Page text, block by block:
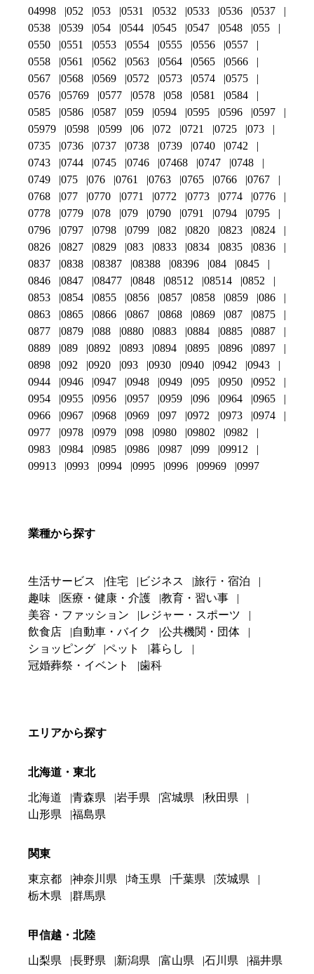
04998
052 053 0531 0532 0533 0536
0537
0538
0539 054 0544 0545 0547 0548
055
0550
0551 0553 0554 0555 0556
0557
0558
0561 0562 0563 0564 0565
0566
0567
0568 0569 0572 0573 0574
0575
0576
05769 0577 0578 058 0581
0584
0585
0586 0587 059 0594 0595 0596
0597
05979
0598 0599 06 072 0721 0725
073
0735
0736 0737 0738 0739 0740
0742
0743
0744 0745 0746 07468 0747
0748
0749
075 076 0761 0763 0765 0766
0767
0768
077 0770 0771 0772 0773 0774
0776
0778
0779 078 079 0790 0791 0794
0795
0796
0797 0798 0799 082 0820 0823
0824
0826
0827 0829 083 0833 0834 0835
0836
0837
0838 08387 08388 08396 084
0845
0846
0847 08477 0848 08512 08514
0852
0853
0854 0855 0856 0857 0858 0859
086
0863
0865 0866 0867 0868 0869 087
0875
0877
0879 088 0880 0883 0884 0885
0887
0889
089 0892 0893 0894 0895 0896
0897
0898
092 0920 093 0930 0940 0942
0943
0944
0946 0947 0948 0949 095 0950
0952
0954
0955 0956 0957 0959 096 0964
0965
0966
0967 0968 0969 097 0972 0973
0974
0977
0978 0979 098 0980 09802
0982
0983
0984 0985 0986 0987 099
09912
09913
0993 0994 0995 0996 09969 0997
業種から探す
生活サービス 住宅 ビジネス
旅行・宿泊
趣味
医療・健康・介護
教育・習い事
美容・ファッション
レジャー・スポーツ
飲食店
自動車・バイク
公共機関・団体
ショッピング
ペット
暮らし
冠婚葬祭・イベント
歯科
エリアから探す
北海道・東北
北海道 青森県 岩手県 宮城県
秋田県
山形県
福島県
関東
東京都 神奈川県 埼玉県 千葉県
茨城県
栃木県
群馬県
甲信越・北陸
山梨県 長野県 新潟県 富山県 石川県 福井県